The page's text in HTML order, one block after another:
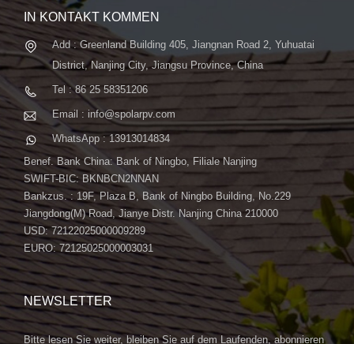
IN KONTAKT KOMMEN
Add : Greenland Building 405, Jiangnan Road 2, Yuhuatai
District, Nanjing City, Jiangsu Province, China
Tel : 86 25 58351206
Email : info@spolarpv.com
WhatsApp : 13913014834
Benef. Bank China: Bank of Ningbo, Filiale Nanjing
SWIFT-BIC: BKNBCN2NNAN
Bankzus. : 19F, Plaza B, Bank of Ningbo Building, No.229
Jiangdong(M) Road, Jianye Distr. Nanjing China 210000
USD: 72122025000009289
EURO: 72125025000003031
NEWSLETTER
Bitte lesen Sie weiter, bleiben Sie auf dem Laufenden, abonnieren